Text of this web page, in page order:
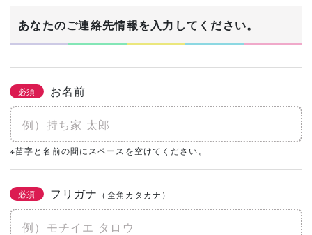
あなたのご連絡先情報を入力してください。
必須 お名前
※苗字と名前の間にスペースを空けてください。
必須 フリガナ （全角カタカナ）